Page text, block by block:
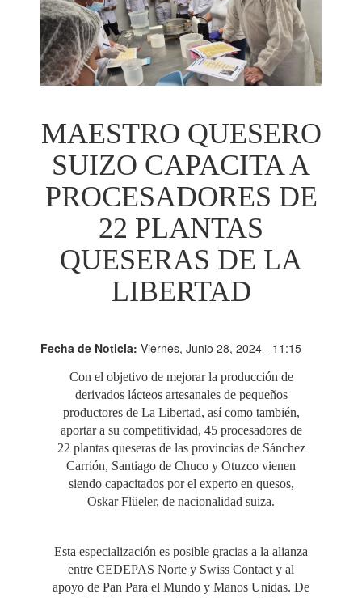
MAESTRO QUESERO
SUIZO CAPACITA A
PROCESADORES DE
22 PLANTAS
QUESERAS DE LA
LIBERTAD
Fecha de Noticia: Viernes, Junio 28, 2024 - 11:15
Con el objetivo de mejorar la producción de
derivados lácteos artesanales de pequeños
productores de La Libertad, así como también,
aportar a su competitividad, 45 procesadores de
22 plantas queseras de las provincias de Sánchez
Carrión, Santiago de Chuco y Otuzco vienen
siendo capacitados por el experto en quesos,
Oskar Flüeler, de nacionalidad suiza.
Esta especialización es posible gracias a la alianza
entre CEDEPAS Norte y Swiss Contact y al
apoyo de Pan Para el Mundo y Manos Unidas. De